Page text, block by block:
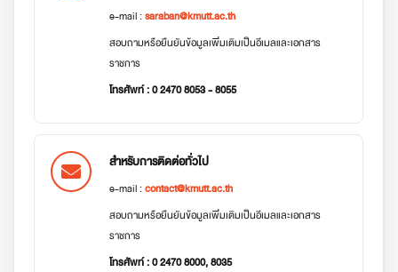
e-mail :saraban@kmutt.ac.th
สอบถามหรือยืนยันข้อมูลเพิ่มเติมเป็นอีเมลและเอกสาร
ราชการ
โทรศัพท์ : 0 2470 8053 - 8055
สำหรับการติดต่อทั่วไป
e-mail :contact@kmutt.ac.th
สอบถามหรือยืนยันข้อมูลเพิ่มเติมเป็นอีเมลและเอกสาร
ราชการ
โทรศัพท์ : 0 2470 8000, 8035